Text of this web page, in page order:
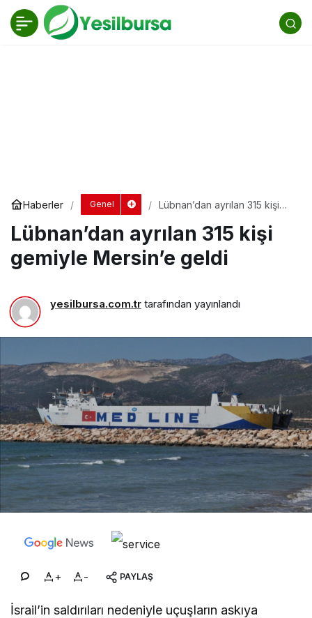
Haberler Genel
Lübnan’dan ayrılan 315 kişi
Lübnan’dan ayrılan 315 kişi
gemiyle Mersin’e geldi
yesilbursa.com.tr tarafından yayınlandı
+ - PAYLAŞ
İsrail’in saldırıları nedeniyle uçuşların askıya
Lübnan’dan ayrılan 315 kişi gemiyle Mersin’e